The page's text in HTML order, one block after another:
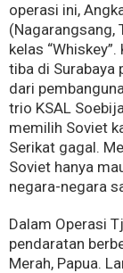
operasi ini,
(Nagarangsang,
kelas
tiba di Surabaya
dari
trio KSAL
memilih Soviet
Serikat gagal.
Soviet hanya
negara-negara
Dalam Operasi
pendaratan
Merah, Papua.